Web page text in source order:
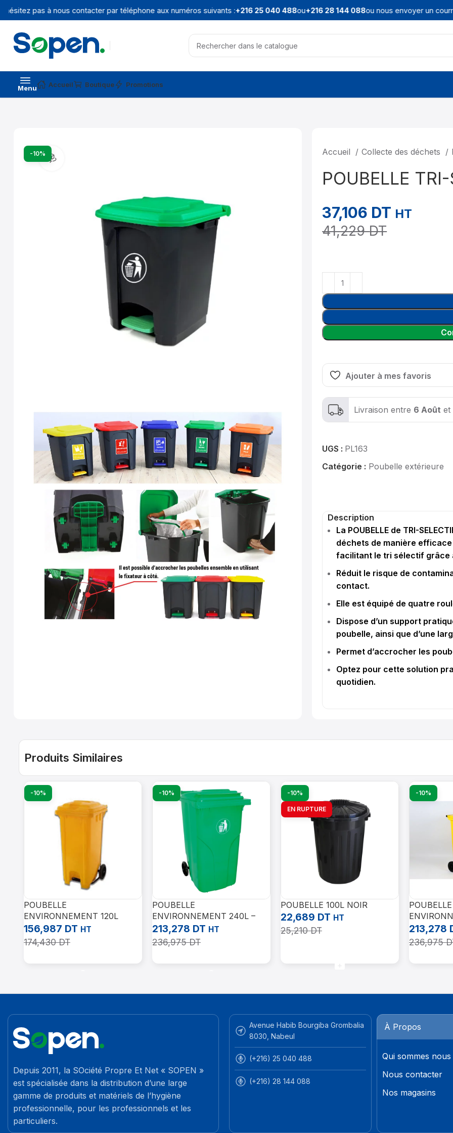
pas à nous contacter par téléphone aux numéros suivants :+216 25 040 488ou+216 28 144 088ou nous envoyer un
Menu Accueil Boutique Promotions
-10% Accueil Collecte des déchets
POUBELLE
37,106 DT HT
41,229DT
Ajouter à mes favoris
Livraison entre 6 Août et
UGS : PL163
Catégorie : Poubelle extérieure
Description
La POUBELLE de TRI-
déchets de manière
facilitant le tri sélectif grâce
Réduit le risque de
contact.
Elle est équipé de quatre
Dispose d’un support
poubelle, ainsi que d’une
Permet d’accrocher les
Optez pour cette solution
quotidien.
Produits Similaires
-10%
POUBELLE
ENVIRONNEMENT 120L
AVEC PÉDALE JAUNE
156,987 DT HT
174,430DT
-10%
POUBELLE
ENVIRONNEMENT 240L –
Vert
213,278 DT HT
236,975DT
-10%
EN RUPTURE
POUBELLE 100L NOIR
22,689 DT HT
25,210DT
-10%
POUBELLE
JAUNE
213,278
236,975
Depuis 2011, la SOciété Propre Et Net « SOPEN »
est spécialisée dans la distribution d’une large
gamme de produits et matériels de l’hygiène
professionnelle, pour les professionnels et les
particuliers.
Avenue Habib Bourgiba Grombalia
8030, Nabeul
(+216) 25 040 488
(+216) 28 144 088
À Propos
Qui sommes nous
Nous contacter
Nos magasins